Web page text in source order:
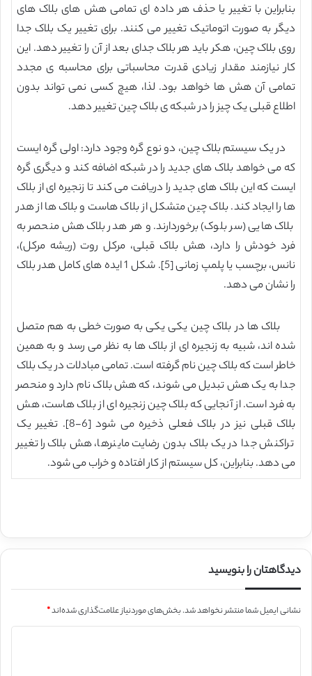
بنابراین با تغییر یا حذف هر داده ای تمامی هش های بلاک های
دیگر به صورت اتوماتیک تغییر می کنند. برای تغییر یک بلاک جدا
روی بلاک چین، هکر باید هر بلاک جدای بعد از آن را تغییر دهد. این
کار نیازمند مقدار زیادی قدرت محاسباتی برای محاسبه ی مجدد
تمامی آن هش ها خواهد بود. لذا، هیچ کسی نمی تواند بدون
اطلاع قبلی یک چیز را در شبکه ی بلاک چین تغییر دهد.
در یک سیستم بلاک چین، دو نوع گره وجود دارد: اولی گره ایست
که می خواهد بلاک های جدید را در شبکه اضافه کند و دیگری گره
ایست که این بلاک های جدید را دریافت می کند تا زنجیره ای از بلاک
ها را ایجاد کند. بلاک چین متشکل از بلاک هاست و بلاک ها از هدر
بلاک هایی (سر بلوک) برخوردارند. و هر هدر بلاک هش منحصر به
فرد خودش را دارد، هش بلاک قبلی، مرکل روت (ریشه مرکل)،
نانس، برچسب یا پلمپ زمانی [5]. شکل 1 ایده های کامل هدر بلاک
را نشان می دهد.
بلاک ها در بلاک چین یکی یکی به صورت خطی به هم متصل
شده اند، شبیه به زنجیره ای از بلاک ها به نظر می رسد و به همین
خاطر است که بلاک چین نام گرفته است. تمامی مبادلات در یک بلاک
جدا به یک هش تبدیل می شوند، که هش بلاک نام دارد و منحصر
به فرد است. از آنجایی که بلاک چین زنجیره ای از بلاک هاست، هش
بلاک قبلی نیز در بلاک فعلی ذخیره می شود [6-8]. تغییر یک
تراکنش جدا در یک بلاک بدون رضایت ماینرها، هش بلاک را تغییر
می دهد. بنابراین، کل سیستم از کار افتاده و خراب می شود.
دیدگاهتان را بنویسید
نشانی ایمیل شما منتشر نخواهد شد.بخش‌های موردنیاز علامت‌گذاری شده‌اند*